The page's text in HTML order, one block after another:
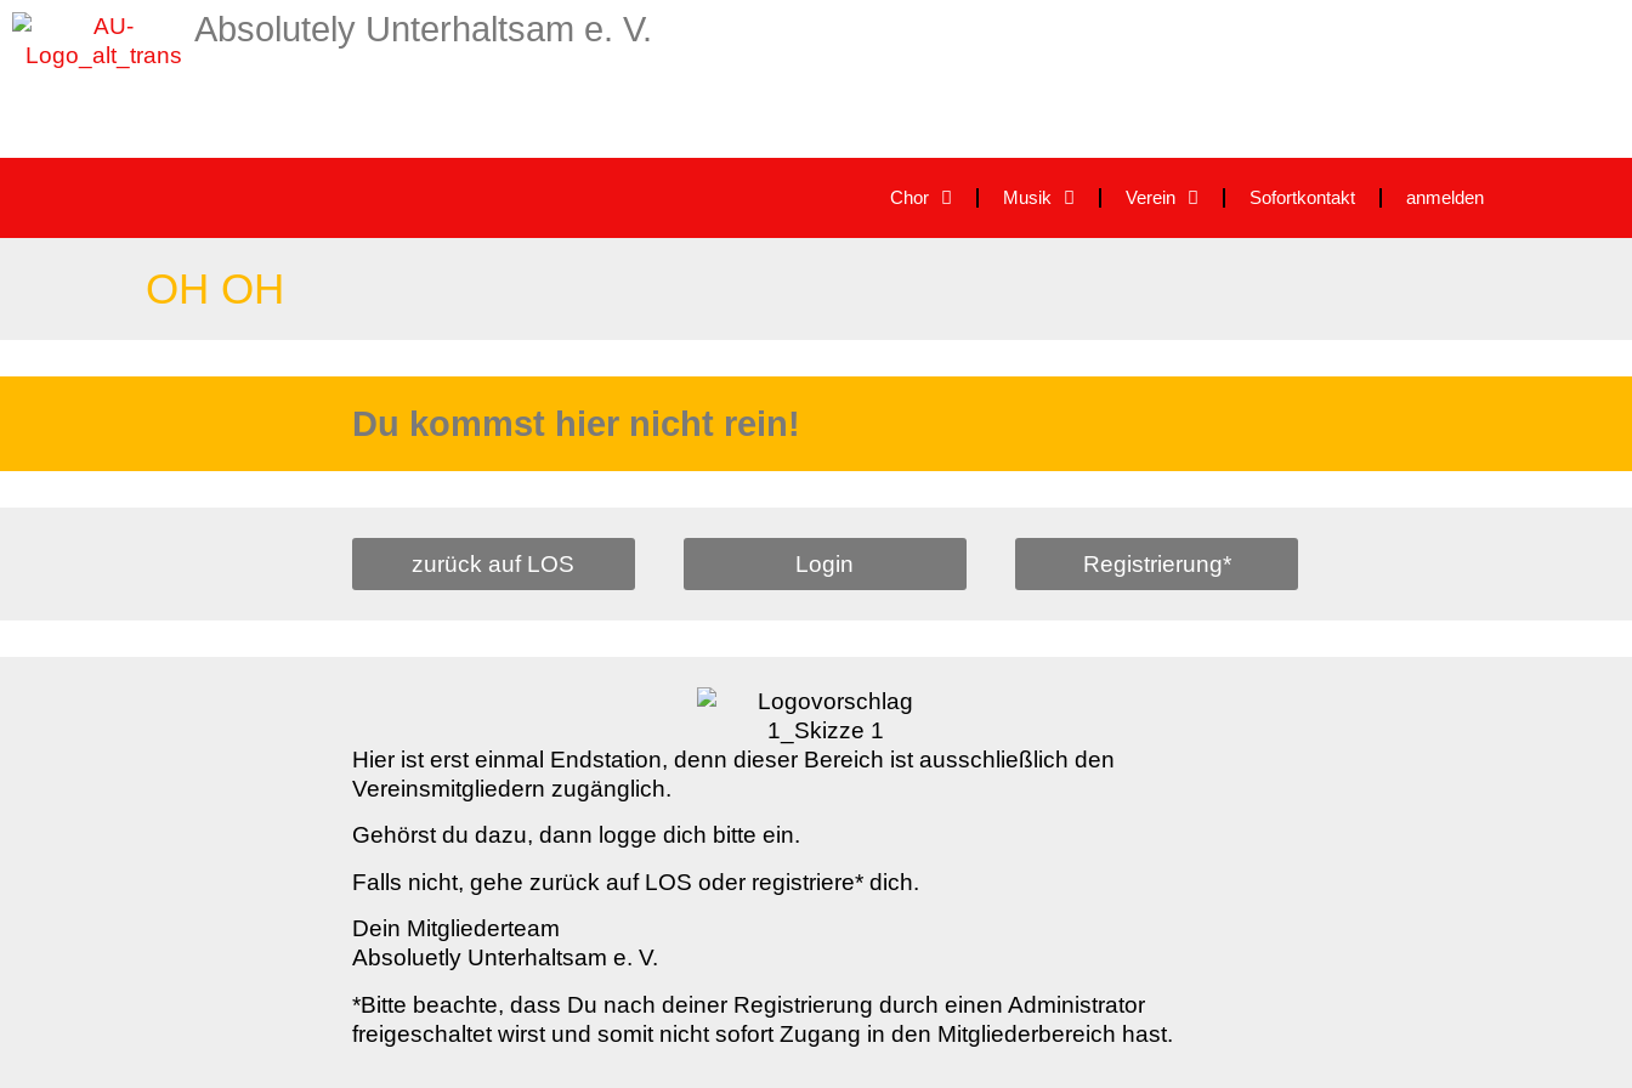
Absolutely Unterhaltsam e. V.
Chor Musik Verein Sofortkontakt anmelden
OH OH
Du kommst hier nicht rein!
zurück auf LOS Login Registrierung*
Hier ist erst einmal Endstation, denn dieser Bereich ist ausschließlich den
Vereinsmitgliedern zugänglich.
Gehörst du dazu, dann logge dich bitte ein.
Falls nicht, gehe zurück auf LOS oder registriere* dich.
Dein Mitgliederteam
Absoluetly Unterhaltsam e. V.
*Bitte beachte, dass Du nach deiner Registrierung durch einen Administrator
freigeschaltet wirst und somit nicht sofort Zugang in den Mitgliederbereich hast.